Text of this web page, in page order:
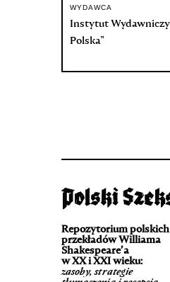
WYDAWCA
Instytut
Polska"
Repozytorium polskich
przekładów Williama
Shakespeare’a
w XX i XXI wieku:
zasoby, strategie